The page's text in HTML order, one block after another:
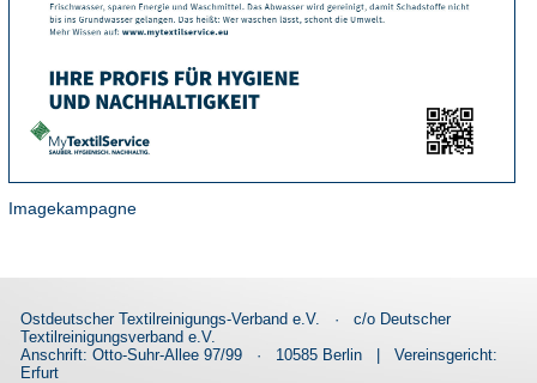
Imagekampagne
Ostdeutscher Textilreinigungs-Verband e.V. ·
c/o Deutscher
Textilreinigungsverband e.V.
Anschrift: Otto-Suhr-Allee 97/99
· 10585 Berlin |
Vereinsgericht:
Erfurt